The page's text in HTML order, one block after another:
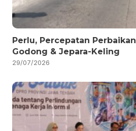
Perlu, Percepatan
Godong & Jepara-Keling
29/07/2026